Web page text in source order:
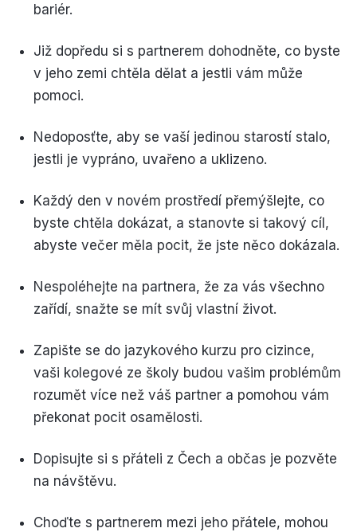
bariér.
Již dopředu si s partnerem dohodněte, co byste
v jeho zemi chtěla dělat a jestli vám může
pomoci.
Nedoposťte, aby se vaší jedinou starostí stalo,
jestli je vypráno, uvařeno a uklizeno.
Každý den v novém prostředí přemýšlejte, co
byste chtěla dokázat, a stanovte si takový cíl,
abyste večer měla pocit, že jste něco dokázala.
Nespoléhejte na partnera, že za vás všechno
zařídí, snažte se mít svůj vlastní život.
Zapište se do jazykového kurzu pro cizince,
vaši kolegové ze školy budou vašim problémům
rozumět více než váš partner a pomohou vám
překonat pocit osamělosti.
Dopisujte si s přáteli z Čech a občas je pozvěte
na návštěvu.
Choďte s partnerem mezi jeho přátele, mohou